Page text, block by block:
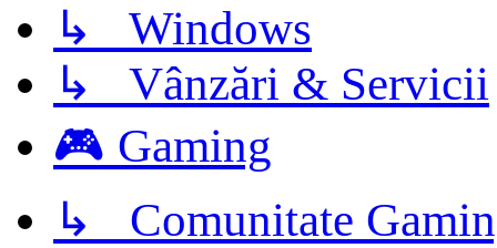
↳ Windows
↳ Vânzări & Servicii
🎮 Gaming
↳ Comunitate